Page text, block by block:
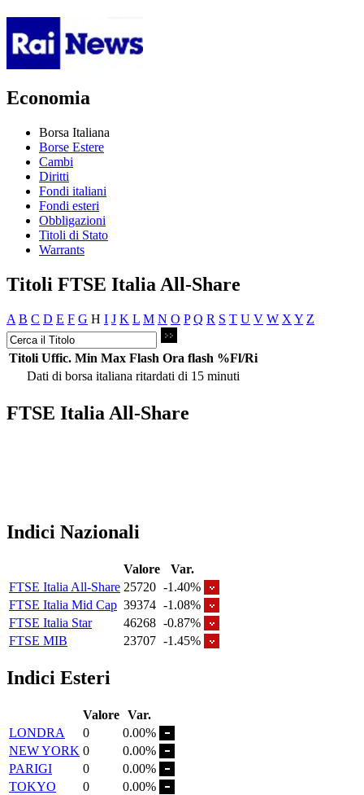
Economia
Borsa Italiana
Borse Estere
Cambi
Diritti
Fondi italiani
Fondi esteri
Obbligazioni
Titoli di Stato
Warrants
Titoli FTSE Italia All-Share
A B C D E F G H I J K L M N O P Q R S T U V W X Y Z
Titoli Uffic. Min Max Flash Ora flash %Fl/Ri
Dati di borsa italiana ritardati di 15 minuti
FTSE Italia All-Share
Indici Nazionali
Valore
Var.
FTSE Italia All-Share 25720 -1.40%
FTSE Italia Mid Cap 39374 -1.08%
FTSE Italia Star
46268 -0.87%
FTSE MIB
23707 -1.45%
Indici Esteri
Valore Var.
LONDRA
0
0.00%
NEW YORK 0
0.00%
PARIGI
0
0.00%
TOKYO
0
0.00%